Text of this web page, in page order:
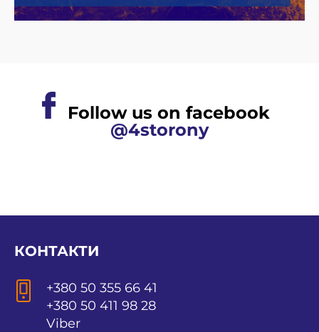
Follow us on facebook
@4storony
КОНТАКТИ
+380 50 355 66 41
+380 50 411 98 28
Viber